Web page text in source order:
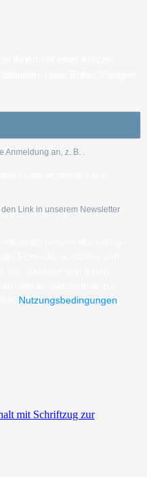
Anmeldung an, z. B.
Link in unserem Newsletter
Nutzungsbedingungen